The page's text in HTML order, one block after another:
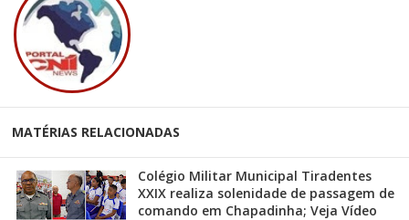
MATÉRIAS RELACIONADAS
Colégio Militar Municipal Tiradentes
XXIX realiza solenidade de passagem de
comando em Chapadinha; Veja Vídeo